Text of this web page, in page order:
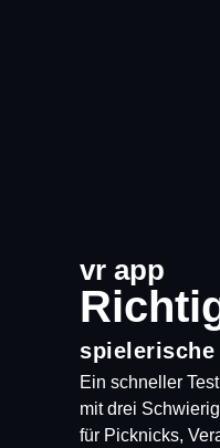
vr app
spielerische
Ein schneller
mit drei
für Picknicks,